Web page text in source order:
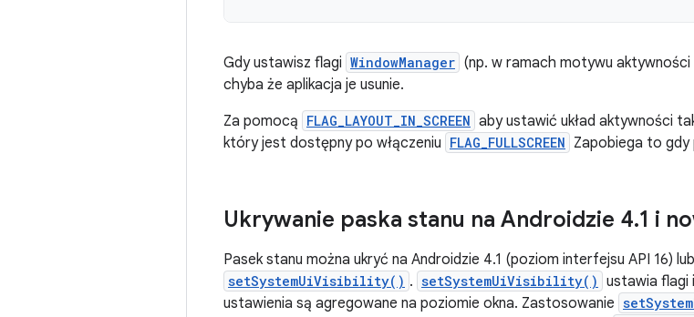
Gdy ustawisz flagi WindowManager (np. w ramach motywu
chyba że aplikacja je usunie.
Za pomocą FLAG_LAYOUT_IN_SCREEN aby ustawić układ aktywności
który jest dostępny po włączeniu FLAG_FULLSCREEN Zapobiega to gdy
Ukrywanie paska stanu na Androidzie 4.1 i
Pasek stanu można ukryć na Androidzie 4.1 (poziom interfejsu API 16)
setSystemUiVisibility() . setSystemUiVisibility() ustawia flagi
ustawienia są agregowane na poziomie okna. Zastosowanie